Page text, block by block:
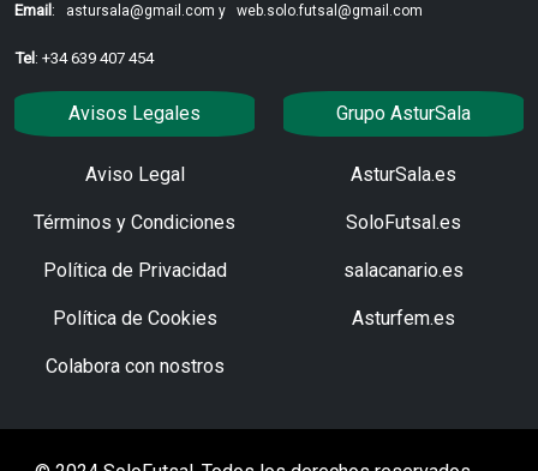
Email : astursala@gmail.com y web.solo.futsal@gmail.com
Tel : +34 639 407 454
Avisos Legales
Aviso Legal
Términos y Condiciones
Política de Privacidad
Política de Cookies
Colabora con nostros
Grupo AsturSala
AsturSala.es
SoloFutsal.es
salacanario.es
Asturfem.es